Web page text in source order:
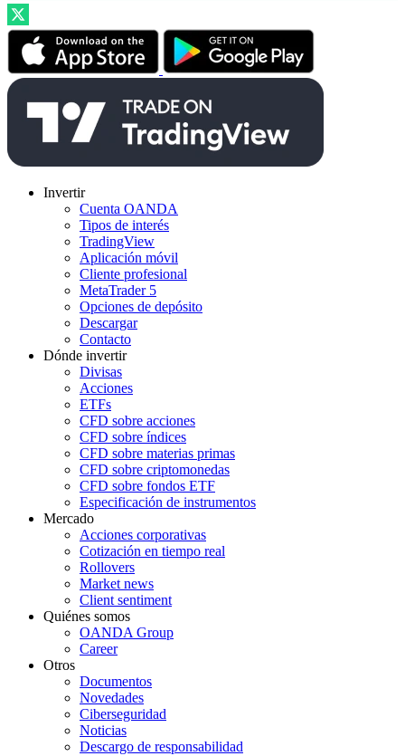
Invertir
Cuenta OANDA
Tipos de interés
TradingView
Aplicación móvil
Cliente profesional
MetaTrader 5
Opciones de depósito
Descargar
Contacto
Dónde invertir
Divisas
Acciones
ETFs
CFD sobre acciones
CFD sobre índices
CFD sobre materias primas
CFD sobre criptomonedas
CFD sobre fondos ETF
Especificación de instrumentos
Mercado
Acciones corporativas
Cotización en tiempo real
Rollovers
Market news
Client sentiment
Quiénes somos
OANDA Group
Career
Otros
Documentos
Novedades
Ciberseguridad
Noticias
Descargo de responsabilidad